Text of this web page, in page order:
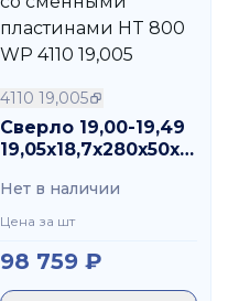
4110 19,005
Сверло 19,00-19,49
19,05х18,7х280х50х198,7
пластинами HT 800
WP 4110 19,005
Нет в наличии
Цена за шт
98 759 ₽